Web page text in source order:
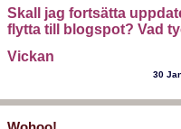
Skall jag fortsätta
flytta till blogspot? Vad
Vickan
30